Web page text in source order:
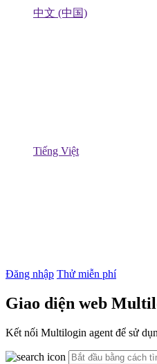
中文 (中国)
Tiếng Việt
Đăng nhập Thử miễn phí
Giao diện web
Kết nối Multilogin agent để sử